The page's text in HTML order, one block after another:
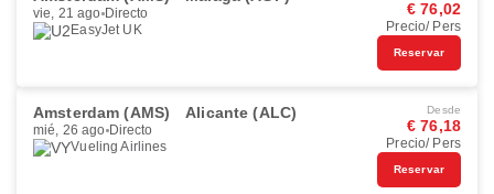
vie, 21 ago Directo
EasyJet UK
€ 76,02
Precio/ Pers
Reservar
Amsterdam (AMS) Alicante (ALC)
mié, 26 ago Directo
Vueling Airlines
Desde
€ 76,18
Precio/ Pers
Reservar